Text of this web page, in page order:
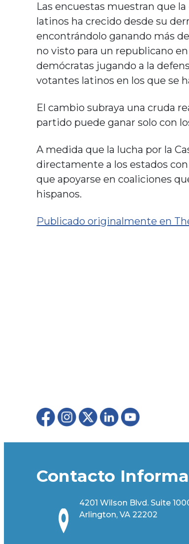
Las encuestas muestran que
latinos ha crecido desde su
encontrándolo ganando más
no visto para un republicano
demócratas jugando a la
votantes latinos en los que se
El cambio subraya una cruda
partido puede ganar solo con
A medida que la lucha por la
directamente a los estados
que apoyarse en coaliciones
hispanos.
Publicado originalmente en
Contacto
4201 Wilson Blvd. Suite
Arlington, VA 22202